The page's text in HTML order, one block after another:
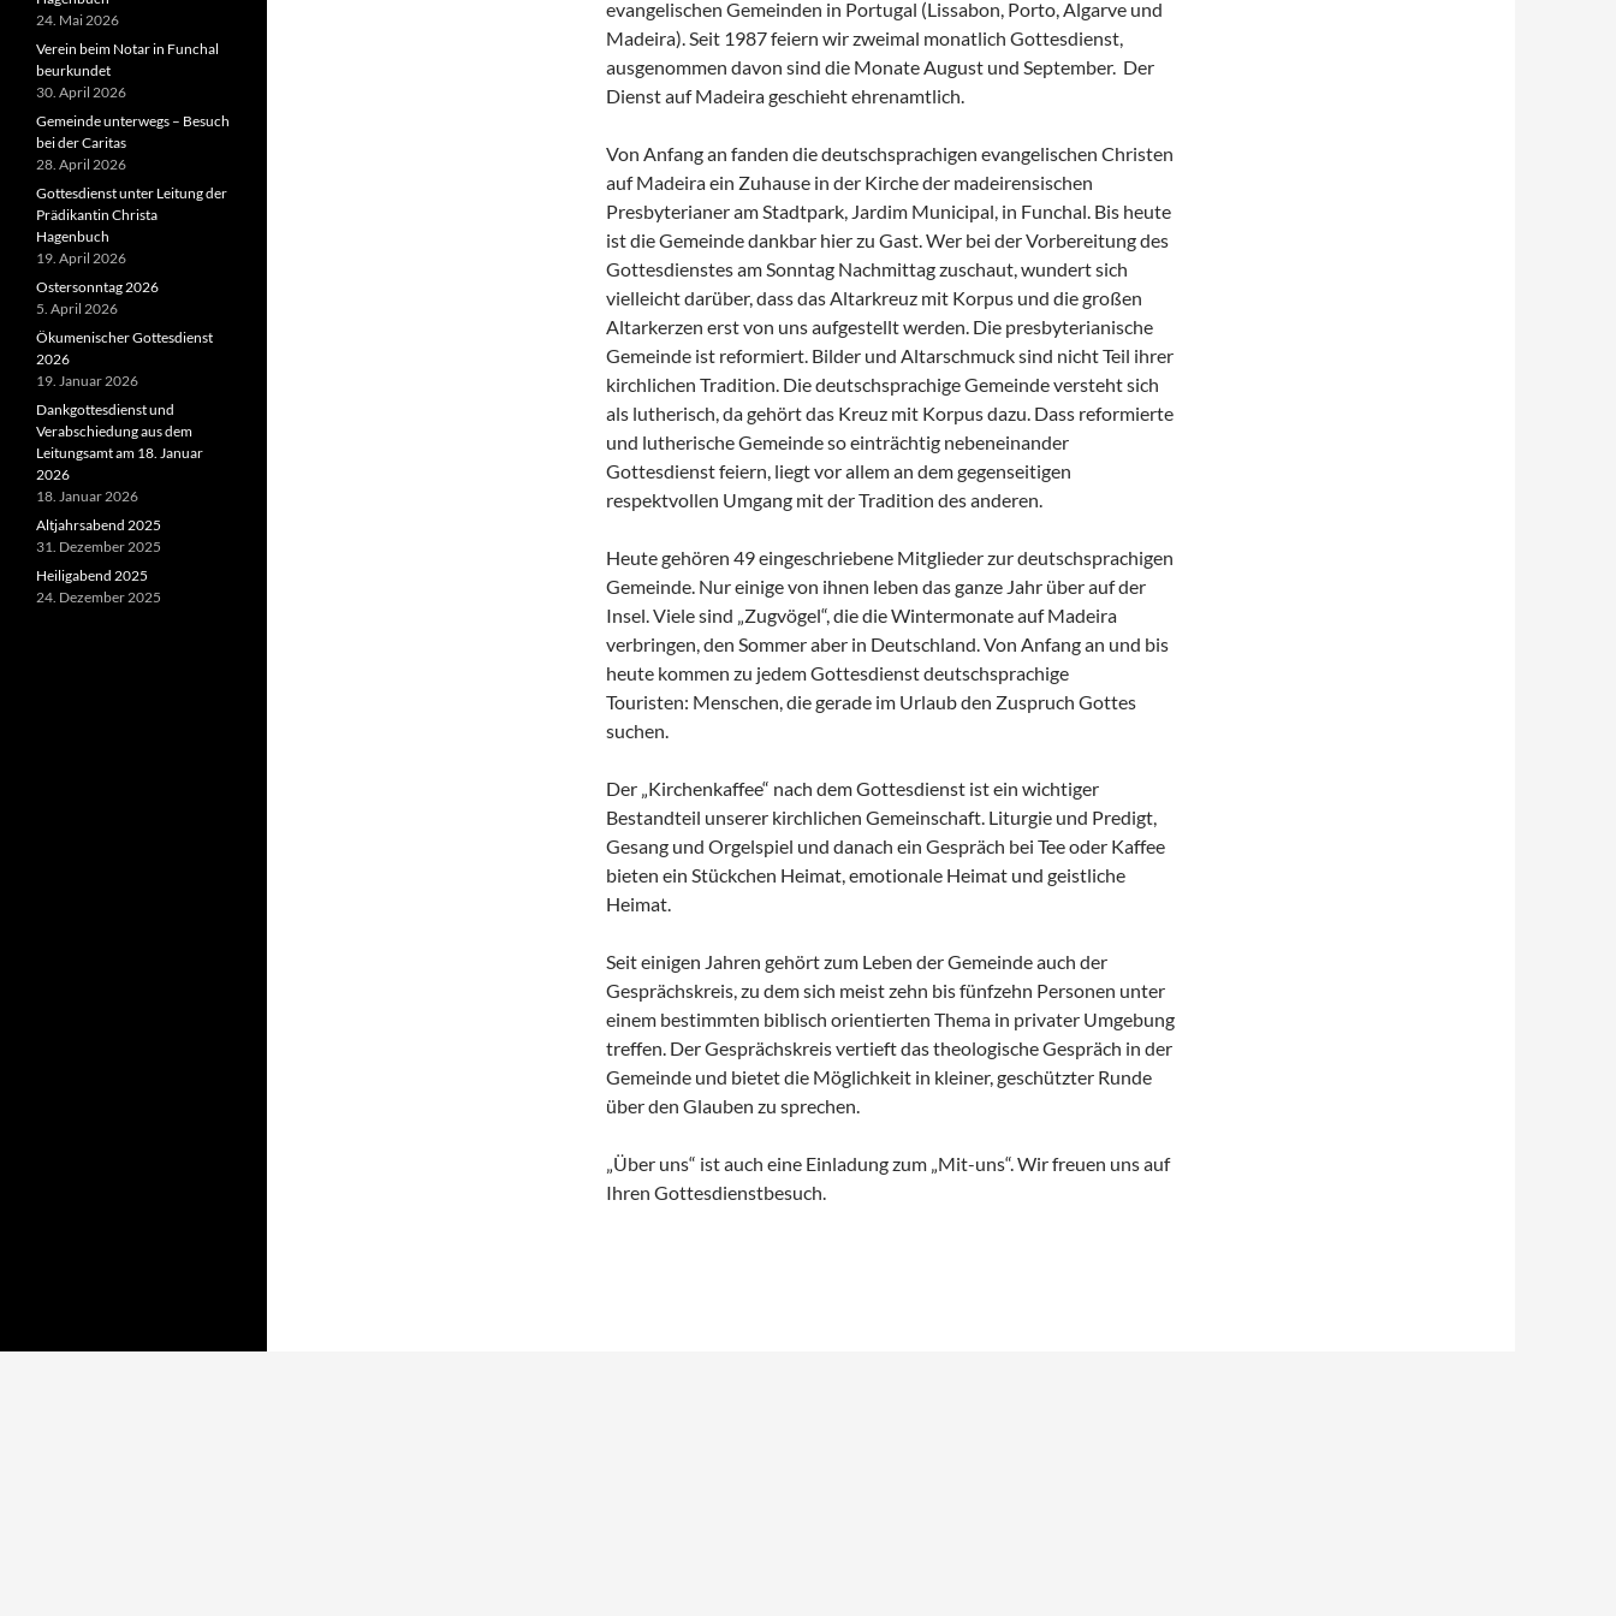
evangelischen Gemeinden in Portugal (Lissabon, Porto, Algarve und
Madeira). Seit 1987 feiern wir zweimal monatlich Gottesdienst,
ausgenommen davon sind die Monate August und September. Der
Dienst auf Madeira geschieht ehrenamtlich.
Von Anfang an fanden die deutschsprachigen evangelischen Christen
auf Madeira ein Zuhause in der Kirche der madeirensischen
Presbyterianer am Stadtpark, Jardim Municipal, in Funchal. Bis heute
ist die Gemeinde dankbar hier zu Gast. Wer bei der Vorbereitung des
Gottesdienstes am Sonntag Nachmittag zuschaut, wundert sich
vielleicht darüber, dass das Altarkreuz mit Korpus und die großen
Altarkerzen erst von uns aufgestellt werden. Die presbyterianische
Gemeinde ist reformiert. Bilder und Altarschmuck sind nicht Teil ihrer
kirchlichen Tradition. Die deutschsprachige Gemeinde versteht sich
als lutherisch, da gehört das Kreuz mit Korpus dazu. Dass reformierte
und lutherische Gemeinde so einträchtig nebeneinander
Gottesdienst feiern, liegt vor allem an dem gegenseitigen
respektvollen Umgang mit der Tradition des anderen.
Heute gehören 49 eingeschriebene Mitglieder zur deutschsprachigen
Gemeinde. Nur einige von ihnen leben das ganze Jahr über auf der
Insel. Viele sind „Zugvögel“, die die Wintermonate auf Madeira
verbringen, den Sommer aber in Deutschland. Von Anfang an und bis
heute kommen zu jedem Gottesdienst deutschsprachige
Touristen: Menschen, die gerade im Urlaub den Zuspruch Gottes
suchen.
Der „Kirchenkaffee“ nach dem Gottesdienst ist ein wichtiger
Bestandteil unserer kirchlichen Gemeinschaft. Liturgie und Predigt,
Gesang und Orgelspiel und danach ein Gespräch bei Tee oder Kaffee
bieten ein Stückchen Heimat, emotionale Heimat und geistliche
Heimat.
Seit einigen Jahren gehört zum Leben der Gemeinde auch der
Gesprächskreis, zu dem sich meist zehn bis fünfzehn Personen unter
einem bestimmten biblisch orientierten Thema in privater Umgebung
treffen. Der Gesprächskreis vertieft das theologische Gespräch in der
Gemeinde und bietet die Möglichkeit in kleiner, geschützter Runde
über den Glauben zu sprechen.
„Über uns“ ist auch eine Einladung zum „Mit-uns“. Wir freuen uns auf
Ihren Gottesdienstbesuch.
24. Mai 2026
Verein beim Notar in Funchal
beurkundet
30. April 2026
Gemeinde unterwegs – Besuch
bei der Caritas
28. April 2026
Gottesdienst unter Leitung der
Prädikantin Christa
Hagenbuch
19. April 2026
Ostersonntag 2026
5. April 2026
Ökumenischer Gottesdienst
2026
19. Januar 2026
Dankgottesdienst und
Verabschiedung aus dem
Leitungsamt am 18. Januar
2026
18. Januar 2026
Altjahrsabend 2025
31. Dezember 2025
Heiligabend 2025
24. Dezember 2025